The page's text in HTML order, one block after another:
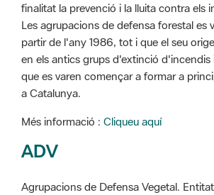
finalitat la prevenció i la lluita contra els
Les agrupacions de defensa forestal es
partir de l'any 1986, tot i que el seu
en els antics grups d'extinció d'incendis
que es varen començar a formar a
a Catalunya.
Més informació : Cliqueu aquí
ADV
Agrupacions de Defensa Vegetal.